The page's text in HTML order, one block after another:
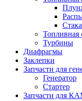
Топливная
Турбины
Диафрагмы
Заклепки
Запчасти для
Генератор
Стартер
Запчасти для